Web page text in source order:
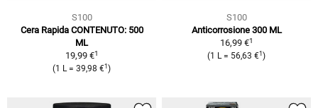
S100
Cera Rapida CONTENUTO: 500
ML
19,99 €1
(1 L = 39,98 €1 )
S100
Anticorrosione 300 ML
16,99 €1
(1 L = 56,63 €1 )